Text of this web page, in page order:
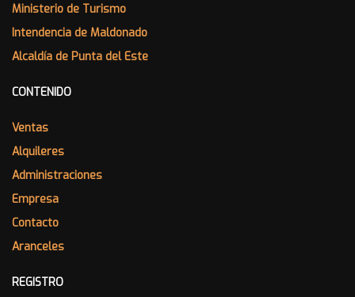
Ministerio de Turismo
Intendencia de Maldonado
Alcaldía de Punta del Este
CONTENIDO
Ventas
Alquileres
Administraciones
Empresa
Contacto
Aranceles
REGISTRO